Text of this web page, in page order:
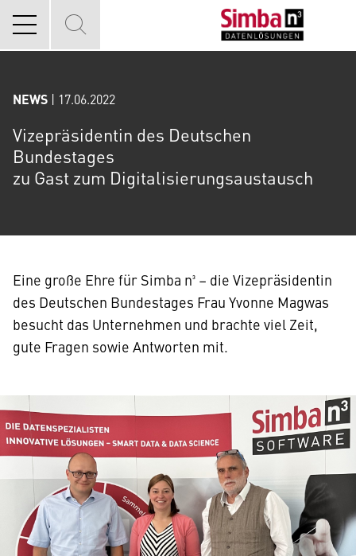
NEWS | 17.06.2022
Vizepräsidentin des Deutschen
Bundestages
zu Gast zum Digitalisierungsaustausch
Eine große Ehre für Simba n³ – die Vizepräsidentin
des Deutschen Bundestages Frau Yvonne Magwas
besucht das Unternehmen und brachte viel Zeit,
gute Fragen sowie Antworten mit.